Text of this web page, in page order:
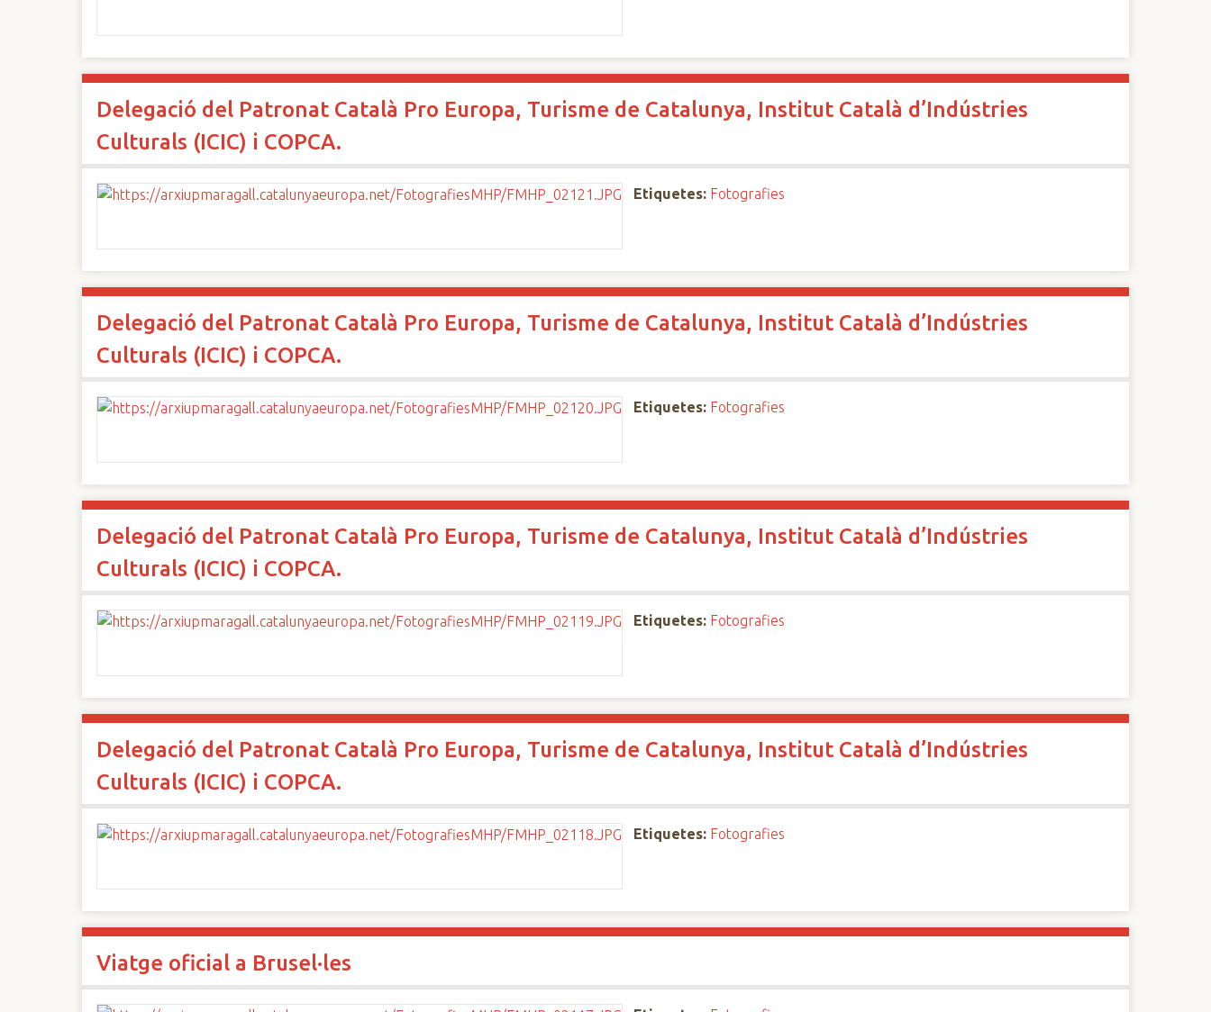
Delegació del Patronat Català Pro Europa, Turisme de Catalunya, Institut Català d’Indústries
Culturals (ICIC) i COPCA.
Etiquetes: Fotografies
Delegació del Patronat Català Pro Europa, Turisme de Catalunya, Institut Català d’Indústries
Culturals (ICIC) i COPCA.
Etiquetes: Fotografies
Delegació del Patronat Català Pro Europa, Turisme de Catalunya, Institut Català d’Indústries
Culturals (ICIC) i COPCA.
Etiquetes: Fotografies
Delegació del Patronat Català Pro Europa, Turisme de Catalunya, Institut Català d’Indústries
Culturals (ICIC) i COPCA.
Etiquetes: Fotografies
Viatge oficial a Brusel·les